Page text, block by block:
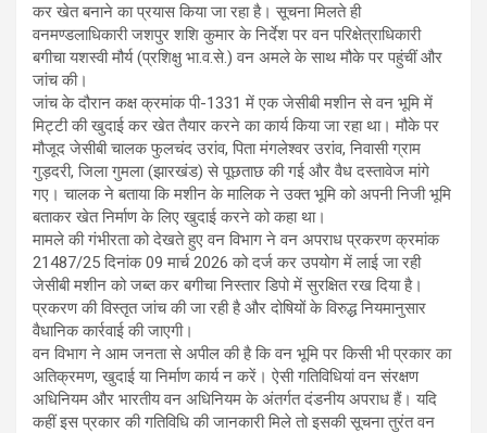
कर खेत बनाने का प्रयास किया जा रहा है। सूचना मिलते ही
वनमण्डलाधिकारी जशपुर शशि कुमार के निर्देश पर वन परिक्षेत्राधिकारी
बगीचा यशस्वी मौर्य (प्रशिक्षु भा.व.से.) वन अमले के साथ मौके पर पहुंचीं और
जांच की।
जांच के दौरान कक्ष क्रमांक पी-1331 में एक जेसीबी मशीन से वन भूमि में
मिट्टी की खुदाई कर खेत तैयार करने का कार्य किया जा रहा था। मौके पर
मौजूद जेसीबी चालक फुलचंद उरांव, पिता मंगलेश्वर उरांव, निवासी ग्राम
गुड़दरी, जिला गुमला (झारखंड) से पूछताछ की गई और वैध दस्तावेज मांगे
गए। चालक ने बताया कि मशीन के मालिक ने उक्त भूमि को अपनी निजी भूमि
बताकर खेत निर्माण के लिए खुदाई करने को कहा था।
मामले की गंभीरता को देखते हुए वन विभाग ने वन अपराध प्रकरण क्रमांक
21487/25 दिनांक 09 मार्च 2026 को दर्ज कर उपयोग में लाई जा रही
जेसीबी मशीन को जब्त कर बगीचा निस्तार डिपो में सुरक्षित रख दिया है।
प्रकरण की विस्तृत जांच की जा रही है और दोषियों के विरुद्ध नियमानुसार
वैधानिक कार्रवाई की जाएगी।
वन विभाग ने आम जनता से अपील की है कि वन भूमि पर किसी भी प्रकार का
अतिक्रमण, खुदाई या निर्माण कार्य न करें। ऐसी गतिविधियां वन संरक्षण
अधिनियम और भारतीय वन अधिनियम के अंतर्गत दंडनीय अपराध हैं। यदि
कहीं इस प्रकार की गतिविधि की जानकारी मिले तो इसकी सूचना तुरंत वन